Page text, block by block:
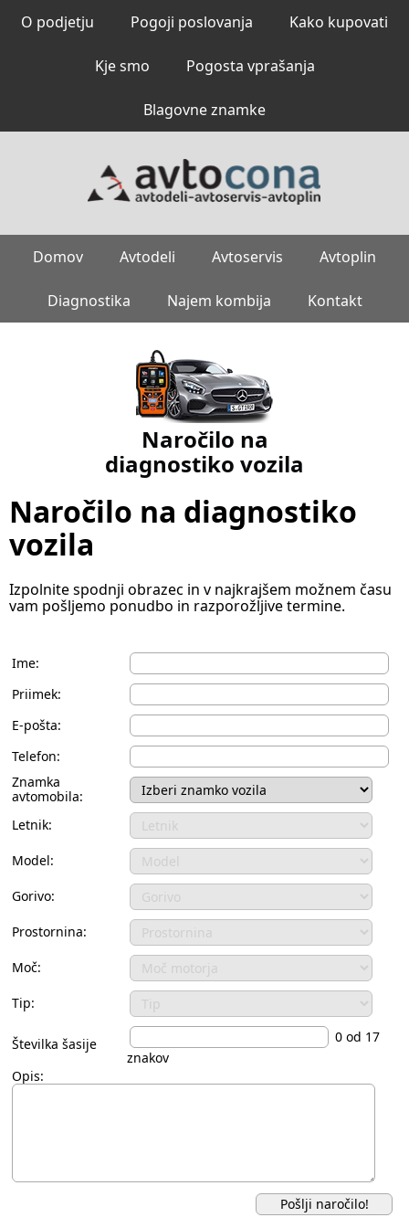
O podjetju Pogoji poslovanja Kako kupovati
Kje smo Pogosta vprašanja
Blagovne znamke
Domov Avtodeli Avtoservis Avtoplin
Diagnostika Najem kombija Kontakt
Naročilo na
diagnostiko vozila
Naročilo na diagnostiko
vozila
Izpolnite spodnji obrazec in v najkrajšem možnem času
vam pošljemo ponudbo in razporožljive termine.